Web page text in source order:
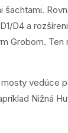
D4 a
Grobom. Ten
vedúce
Nižná